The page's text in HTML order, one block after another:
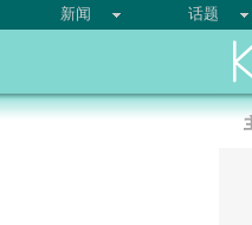
新闻 话题